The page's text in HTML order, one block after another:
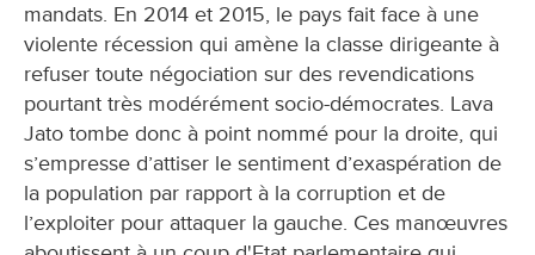
mandats. En 2014 et 2015, le pays fait face à une
violente récession qui amène la classe dirigeante à
refuser toute négociation sur des revendications
pourtant très modérément socio-démocrates. Lava
Jato tombe donc à point nommé pour la droite, qui
s’empresse d’attiser le sentiment d’exaspération de
la population par rapport à la corruption et de
l’exploiter pour attaquer la gauche. Ces manœuvres